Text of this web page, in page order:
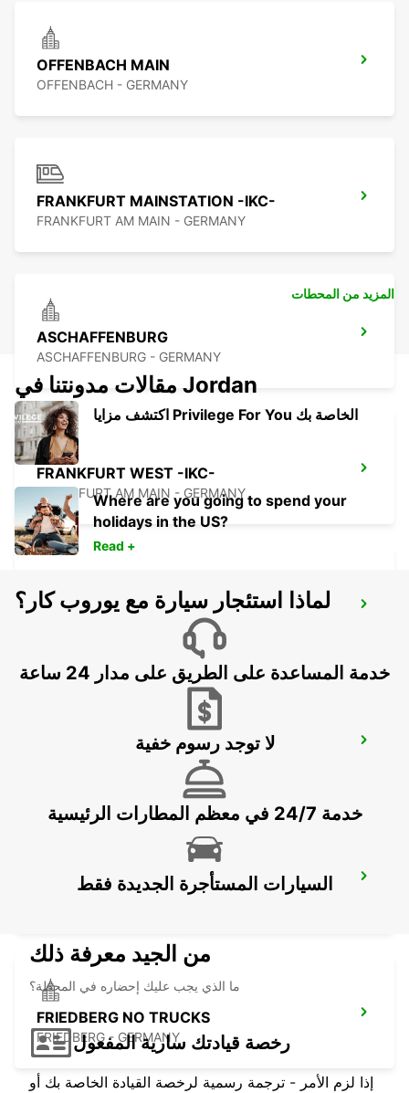
OFFENBACH MAIN
OFFENBACH - GERMANY
FRANKFURT MAINSTATION -IKC-
FRANKFURT AM MAIN - GERMANY
ASCHAFFENBURG
ASCHAFFENBURG - GERMANY
FRANKFURT WEST -IKC-
FRANKFURT AM MAIN - GERMANY
LANGEN
BAD HOMBURG
BAD HOMBURG - GERMANY
FRANKFURT AP T3
FRIEDBERG NO TRUCKS
FRIEDBERG - GERMANY
المزيد من المحطات
مقالات مدونتنا في Jordan
اكتشف مزايا Privilege For You الخاصة بك
Where are you going to spend your
holidays in the US?
Read +
لماذا استئجار سيارة مع يوروب كار؟
خدمة المساعدة على الطريق على مدار 24 ساعة
لا توجد رسوم خفية
خدمة 24/7 في معظم المطارات الرئيسية
السيارات المستأجرة الجديدة فقط
من الجيد معرفة ذلك
ما الذي يجب عليك إحضاره في المحطة؟
رخصة قيادتك سارية المفعول
إذا لزم الأمر - ترجمة رسمية لرخصة القيادة الخاصة بك أو